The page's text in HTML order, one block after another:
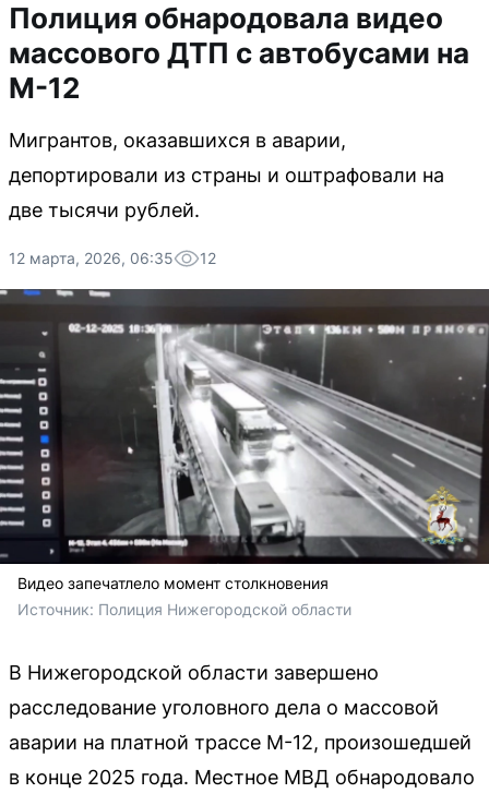
Полиция обнародовала видео
массового ДТП с автобусами на
М-12
Мигрантов, оказавшихся в аварии,
депортировали из страны и оштрафовали на
две тысячи рублей.
12 марта, 2026, 06:35 12
Видео запечатлело момент столкновения
Источник: Полиция Нижегородской области
В Нижегородской области завершено
расследование уголовного дела о массовой
аварии на платной трассе М-12, произошедшей
в конце 2025 года. Местное МВД обнародовало